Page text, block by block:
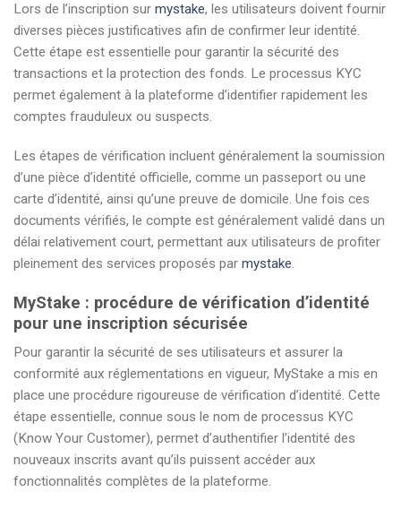
Lors de l’inscription sur mystake, les utilisateurs doivent fournir
diverses pièces justificatives afin de confirmer leur identité.
Cette étape est essentielle pour garantir la sécurité des
transactions et la protection des fonds. Le processus KYC
permet également à la plateforme d’identifier rapidement les
comptes frauduleux ou suspects.
Les étapes de vérification incluent généralement la soumission
d’une pièce d’identité officielle, comme un passeport ou une
carte d’identité, ainsi qu’une preuve de domicile. Une fois ces
documents vérifiés, le compte est généralement validé dans un
délai relativement court, permettant aux utilisateurs de profiter
pleinement des services proposés par mystake.
MyStake : procédure de vérification d’identité
pour une inscription sécurisée
Pour garantir la sécurité de ses utilisateurs et assurer la
conformité aux réglementations en vigueur, MyStake a mis en
place une procédure rigoureuse de vérification d’identité. Cette
étape essentielle, connue sous le nom de processus KYC
(Know Your Customer), permet d’authentifier l’identité des
nouveaux inscrits avant qu’ils puissent accéder aux
fonctionnalités complètes de la plateforme.